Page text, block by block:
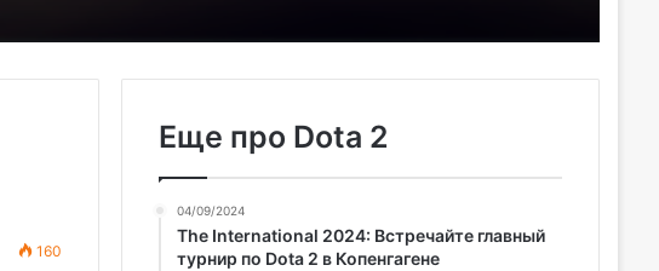
160
Еще про Dota 2
04/09/2024
The International 2024: Встречайте главный
турнир по Dota 2 в Копенгагене